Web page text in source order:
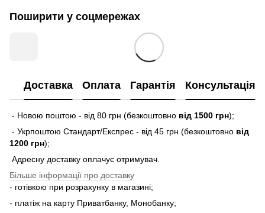
Поширити у соцмережах
Доставка Оплата Гарантія Консультація
- Новою поштою - від 80 грн (безкоштовно від 1500 грн);
- Укрпоштою Стандарт/Експрес - від 45 грн (безкоштовно від
1200 грн);
Адресну доставку оплачує отримувач.
Більше інформації про доставку
- готівкою при розрахунку в магазині;
- платіж на карту Приватбанку, Монобанку;